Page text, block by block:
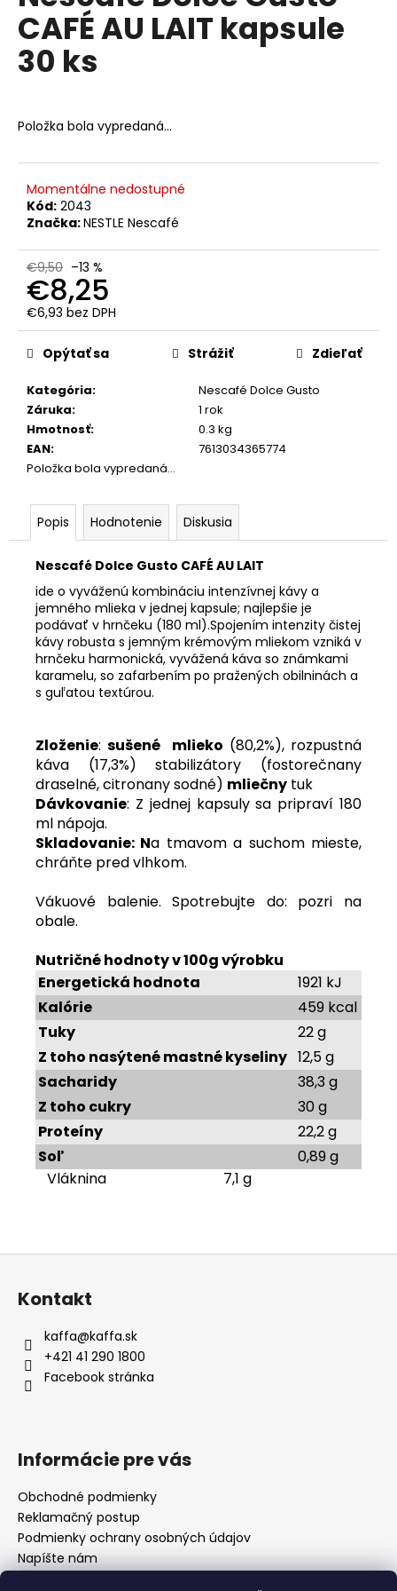
0,0
z
5
hviezdičiek.
CAFÉ AU LAIT kapsule
30 ks
Položka bola vypredaná…
Momentálne nedostupné
Kód: 2043
Značka:NESTLE Nescafé
€9,50 –13 %
€8,25
€6,93 bez DPH
Jednotková
cena:
Kategória:
Nescafé Dolce Gusto
Záruka:
1 rok
Hmotnosť:
0.3 kg
EAN:
7613034365774
Položka bola vypredaná…
Opýtať sa Strážiť Zdieľať
Popis Hodnotenie Diskusia
Nescafé Dolce Gusto CAFÉ AU LAIT
ide o vyváženú kombináciu intenzívnej kávy a
jemného mlieka v jednej kapsule; najlepšie je
podávať v hrnčeku (180 ml).Spojením intenzity čistej
kávy robusta s jemným krémovým mliekom vzniká v
hrnčeku harmonická, vyvážená káva so známkami
karamelu, so zafarbením po pražených obilninách a
s guľatou textúrou.
Zloženie:sušené mlieko (80,2%), rozpustná
káva (17,3%) stabilizátory (fostorečnany
draselné, citronany sodné) mliečny tuk
Dávkovanie: Z jednej kapsuly sa pripraví 180
ml nápoja.
Skladovanie: Na tmavom a suchom mieste,
chráňte pred vlhkom.
Vákuové balenie. Spotrebujte do: pozri na
obale.
Nutričné hodnoty v 100g výrobku
Energetická hodnota
1921 kJ
Kalórie
459 kcal
Tuky
22 g
Z toho nasýtené mastné kyseliny 12,5 g
Sacharidy
38,3 g
Z toho cukry
30 g
Proteíny
22,2 g
Soľ
0,89 g
Vláknina 7,1 g
a
m
e
CAFFÉ
TRADIZIONE
ZRNKOVÁ
KÁVA
KG
€21,90
Pôvodne:
€28
Z
Kontakt
kaffa@kaffa.sk
+421 41 290 1800
Facebook stránka
Informácie pre vás
Obchodné podmienky
Reklamačný postup
Podmienky ochrany osobných údajov
Napíšte nám